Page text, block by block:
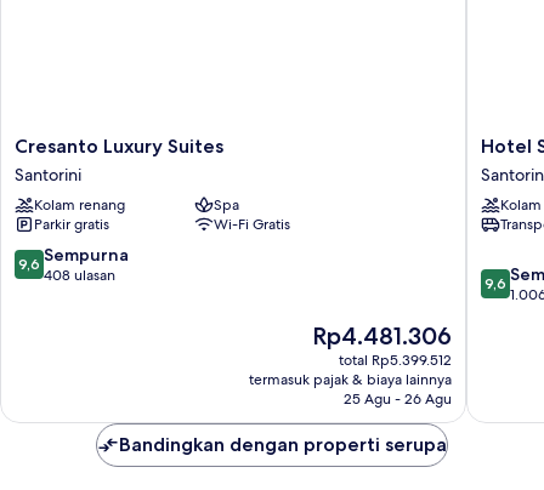
Cresanto
Luxury
Suites
Santorini
Cresanto Luxury Suites
Santorini
Kolam renang
Spa
Parkir gratis
Wi-Fi Gratis
9.6
dari
9,6 Sempurna
408 ulasan
Harga
sekarang
Rp4.481.306
Rp4.481.306
total Rp5.399.512
termasuk pajak & biaya lainnya
25 Agu - 26 Agu
Hotel
Sunny
Villas
Hotel
9.6
dari
9,6
Bandingkan dengan properti serupa